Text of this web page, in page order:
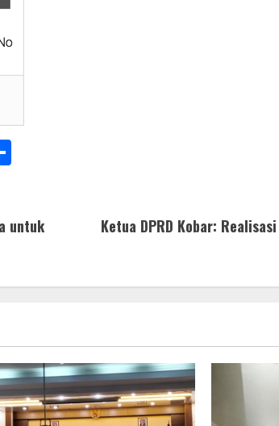
e
untuk
Ketua DPRD Kobar: